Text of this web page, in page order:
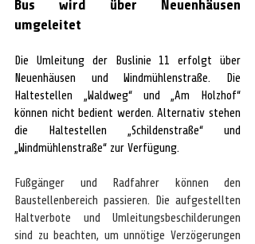
Bus wird über Neuenhäusen
umgeleitet
Die Umleitung der Buslinie 11 erfolgt über
Neuenhäusen und Windmühlenstraße. Die
Haltestellen „Waldweg“ und „Am Holzhof“
können nicht bedient werden. Alternativ stehen
die Haltestellen „Schildenstraße“ und
„Windmühlenstraße“ zur Verfügung.
Fußgänger und Radfahrer können den
Baustellenbereich passieren. Die aufgestellten
Haltverbote und Umleitungsbeschilderungen
sind zu beachten, um unnötige Verzögerungen